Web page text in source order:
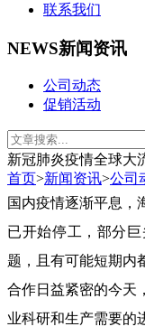
联系我们
NEWS新闻资讯
公司动态
促销活动
新冠肺炎疫情全球大
首页>新闻资讯>公司
国内疫情逐渐平息，
已开始停工，部分
题，且 有可能短期内
合作日益紧密的今天
业科研和生产需要的